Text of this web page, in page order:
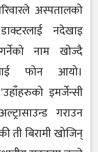
अस्पतालको
नदेखाइ
नाम खोज्दै
फोन आयो।
इमर्जेन्सी
गराउन
ती बिरामी खोजिन्